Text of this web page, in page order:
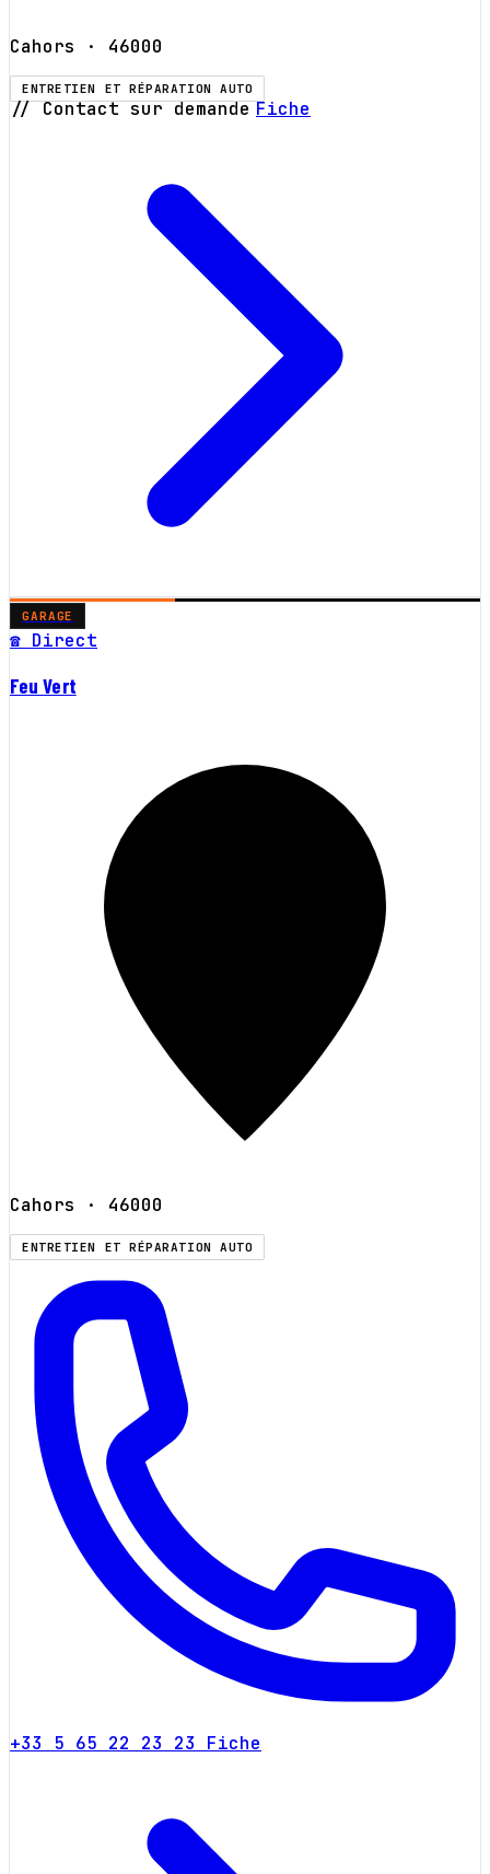
Cahors · 46000
ENTRETIEN ET RÉPARATION AUTO
// Contact sur demande Fiche
GARAGE
☎ Direct
Feu Vert
Cahors · 46000
ENTRETIEN ET RÉPARATION AUTO
+33 5 65 22 23 23 Fiche